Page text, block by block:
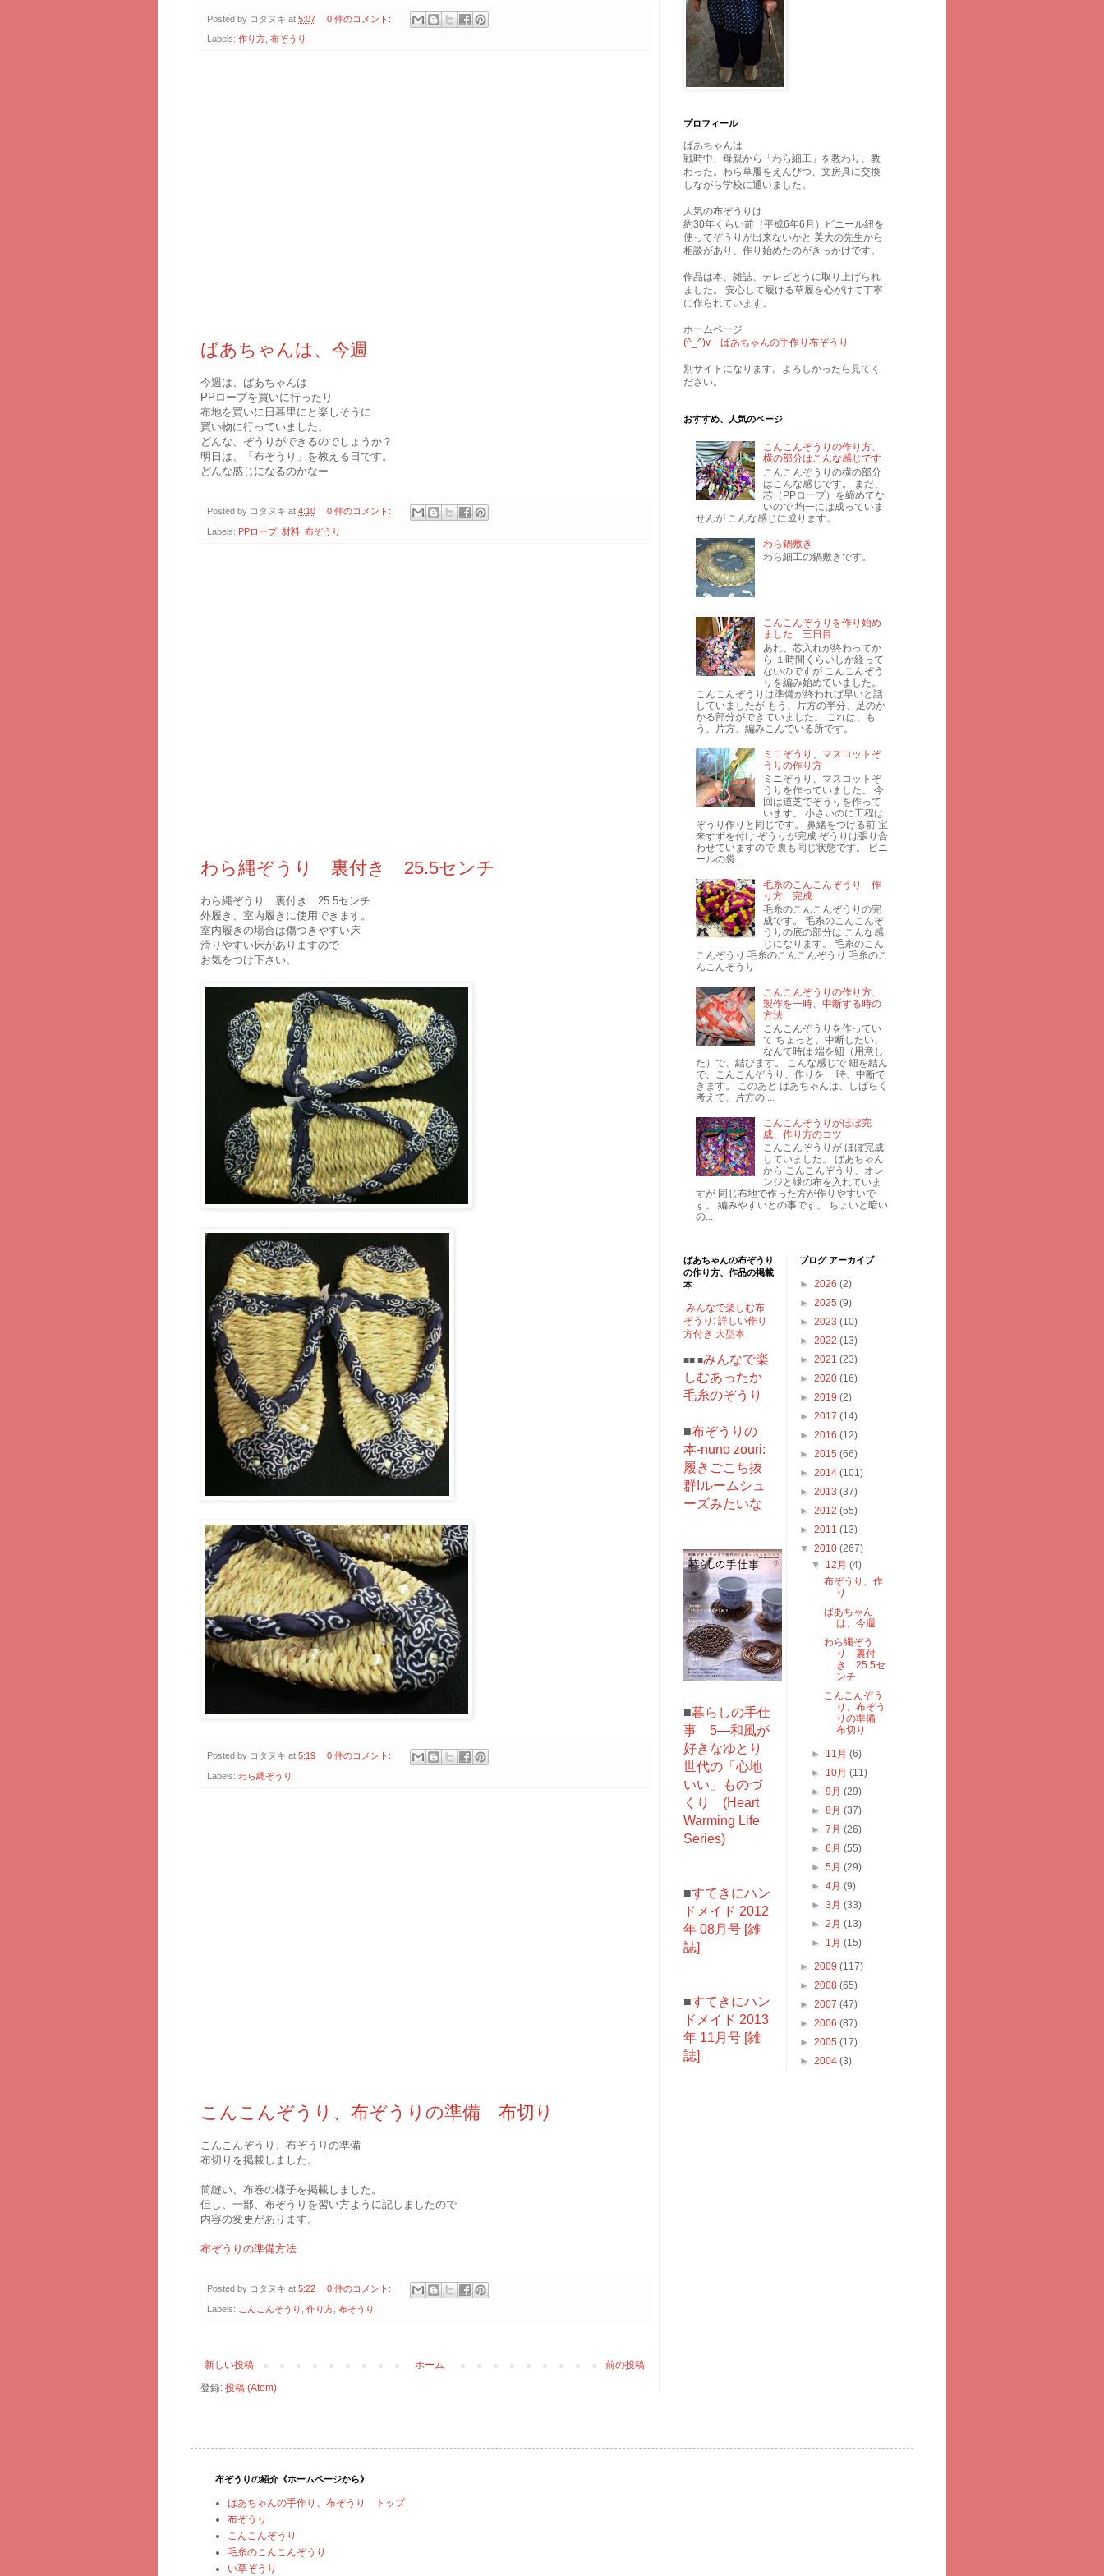
Posted by コタヌキ at 5:07 0 件のコメント:
Labels: 作り方 布ぞうり
ばあちゃんは、今週
今週は、ばあちゃんは
PPロープを買いに行ったり
布地を買いに日暮里にと楽しそうに
買い物に行っていました。
どんな、ぞうりができるのでしょうか？
明日は、「布ぞうり」を教える日です。
どんな感じになるのかなー
Posted by コタヌキ at 4:10 0 件のコメント:
Labels: PPロープ, 材料 布ぞうり
わら縄ぞうり 裏付き 25.5センチ
わら縄ぞうり 裏付き 25.5センチ
外履き、室内履きに使用できます。
室内履きの場合は傷つきやすい床
滑りやすい床がありますので
お気をつけ下さい。
Posted by コタヌキ at 5:19 0 件のコメント:
Labels: わら縄ぞうり
こんこんぞうり、布ぞうりの準備 布切り
こんこんぞうり、布ぞうりの準備
布切りを掲載しました。
筒縫い、布巻の様子を掲載しました。
但し、一部、布ぞうりを習い方ように記しましたので
内容の変更があります。
布ぞうりの準備方法
Posted by コタヌキ at 5:22 0 件のコメント:
Labels: こんこんぞうり 作り方 布ぞうり
新しい投稿 前の投稿
ホーム
登録: 投稿 (Atom)
プロフィール
ばあちゃんは
戦時中、母親から「わら細工」を教わり、教
わった。わら草履をえんぴつ、文房具に交換
しながら学校に通いました。
人気の布ぞうりは
約30年くらい前（平成6年6月）ビニール紐を
使ってぞうりが出来ないかと 美大の先生から
相談があり、作り始めたのがきっかけです。
作品は本、雑誌、テレビとうに取り上げられ
ました。 安心して履ける草履を心がけて丁寧
に作られています。
ホームページ
(^_^)v ばあちゃんの手作り布ぞうり
別サイトになります。よろしかったら見てく
ださい。
おすすめ、人気のページ
こんこんぞうりの作り方、
横の部分はこんな感じです
こんこんぞうりの横の部分
はこんな感じです。 まだ、
芯（PPロープ）を締めてな
いので 均一には成っていま
せんが こんな感じに成ります。
わら鍋敷き
わら細工の鍋敷きです。
こんこんぞうりを作り始め
ました 三日目
あれ、芯入れが終わってか
ら １時間くらいしか経って
ないのですが こんこんぞう
りを編み始めていました。
こんこんぞうりは準備が終われば早いと話
していましたが もう、片方の半分、足のか
かる部分ができていました。 これは、も
う、片方、編みこんでいる所です。
ミニぞうり、マスコットぞ
うりの作り方
ミニぞうり、マスコットぞ
うりを作っていました。 今
回は道芝でぞうりを作って
います。 小さいのに工程は
ぞうり作りと同じです。 鼻緒をつける前 宝
来すずを付け ぞうりが完成 ぞうりは張り合
わせていますので 裏も同じ状態です。 ビニ
ールの袋...
毛糸のこんこんぞうり 作
り方 完成
毛糸のこんこんぞうりの完
成です。 毛糸のこんこんぞ
うりの底の部分は こんな感
じになります。 毛糸のこん
こんぞうり 毛糸のこんこんぞうり 毛糸のこ
んこんぞうり
こんこんぞうりの作り方、
製作を一時、中断する時の
方法
こんこんぞうりを作ってい
て ちょっと、中断したい、
なんて時は 端を紐（用意し
た）で、結びます。 こんな感じで 紐を結ん
で、こんこんぞうり、作りを 一時、中断で
きます。 このあと ばあちゃんは、しばらく
考えて、片方の ...
こんこんぞうりがほぼ完
成、作り方のコツ
こんこんぞうりが ほぼ完成
していました。 ばあちゃん
から こんこんぞうり、オレ
ンジと緑の布を入れていま
すが 同じ布地で作った方が作りやすいで
す。 編みやすいとの事です。 ちょいと暗い
の...
ばあちゃんの布ぞうり
の作り方、作品の掲載
本
みんなで楽しむ布
ぞうり: 詳しい作り
方付き 大型本
■■ ■みんなで楽
しむあったか
毛糸のぞうり
■布ぞうりの
本-nuno zouri:
履きごこち抜
群!ルームシュ
ーズみたいな
■暮らしの手仕
事 5―和風が
好きなゆとり
世代の「心地
いい」ものづ
くり (Heart
Warming Life
Series)
■すてきにハン
ドメイド 2012
年 08月号 [雑
誌]
■すてきにハン
ドメイド 2013
年 11月号 [雑
誌]
ブログ アーカイブ
► 2026 (2)
► 2025 (9)
► 2023 (10)
► 2022 (13)
► 2021 (23)
► 2020 (16)
► 2019 (2)
► 2017 (14)
► 2016 (12)
► 2015 (66)
► 2014 (101)
► 2013 (37)
► 2012 (55)
► 2011 (13)
▼ 2010 (267)
▼ 12月(4)
布ぞうり、作
り
ばあちゃん
は、今週
わら縄ぞう
り 裏付
き 25.5セ
ンチ
こんこんぞう
り、布ぞう
りの準備
布切り
► 11月(6)
► 10月(11)
►9月(29)
►8月(37)
►7月(26)
►6月(55)
►5月(29)
►4月(9)
►3月(33)
►2月(13)
► 1月(15)
► 2009 (117)
► 2008 (65)
► 2007 (47)
► 2006 (87)
► 2005 (17)
► 2004 (3)
布ぞうりの紹介《ホームページから》
ばあちゃんの手作り、布ぞうり トップ
布ぞうり
こんこんぞうり
毛糸のこんこんぞうり
い草ぞうり